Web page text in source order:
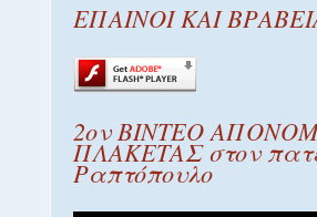
ΕΠΑΙΝΟΙ ΚΑΙ
2ον ΒΙΝΤΕΟ
ΠΛΑΚΕΤΑΣ στον
Ραπτόπουλο